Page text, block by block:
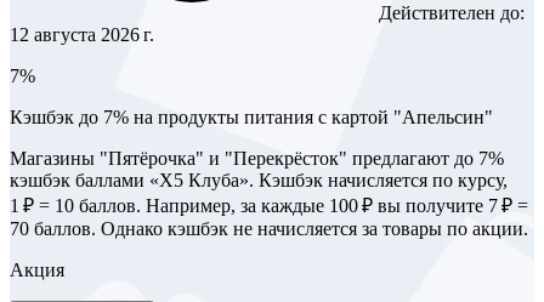
Действителен до:
12 августа 2026 г.
7%
Кэшбэк до 7% на продукты питания с картой "Апельсин"
Магазины "Пятёрочка" и "Перекрёсток" предлагают до 7%
кэшбэк баллами «Х5 Клуба». Кэшбэк начисляется по курсу,
1 ₽ = 10 баллов. Например, за каждые 100 ₽ вы получите 7 ₽ =
70 баллов. Однако кэшбэк не начисляется за товары по акции.
Акция